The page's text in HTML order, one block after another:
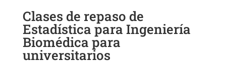
Clases de repaso de
Estadística para Ingeniería
Biomédica para
universitarios